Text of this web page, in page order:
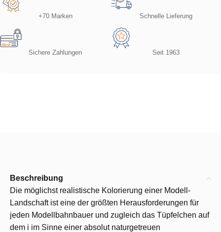
+70 Marken Schnelle Lieferung
Sichere Zahlungen Seit 1963
Beschreibung
Die möglichst realistische Kolorierung einer Modell-
Landschaft ist eine der größten Herausforderungen für
jeden Modellbahnbauer und zugleich das Tüpfelchen auf
dem i im Sinne einer absolut naturgetreuen